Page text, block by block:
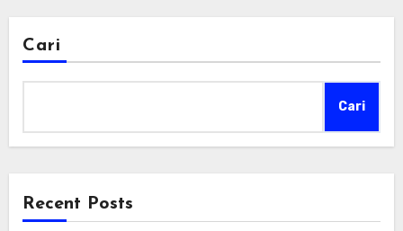
Cari
Cari
Recent Posts